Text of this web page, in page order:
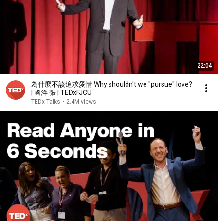
22:04
為什麼不該追求愛情 Why shouldn't we "pursue" love?
| 國洋 張 | TEDxFJCU
TEDx Talks • 2.4M views